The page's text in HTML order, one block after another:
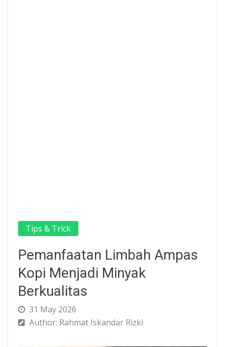
Tips & Trick
Pemanfaatan Limbah Ampas
Kopi Menjadi Minyak
Berkualitas
31 May 2026
Author: Rahmat Iskandar Rizki